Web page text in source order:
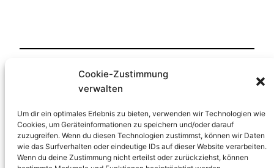
Cookie-Zustimmung
verwalten
Um dir ein optimales Erlebnis zu bieten, verwenden wir Technologien wie
Cookies, um Geräteinformationen zu speichern und/oder darauf
zuzugreifen. Wenn du diesen Technologien zustimmst, können wir Daten
wie das Surfverhalten oder eindeutige IDs auf dieser Website verarbeiten.
Wenn du deine Zustimmung nicht erteilst oder zurückziehst, können
2. April 2018in
vonHP-Lernfreude
Schlagwörter: